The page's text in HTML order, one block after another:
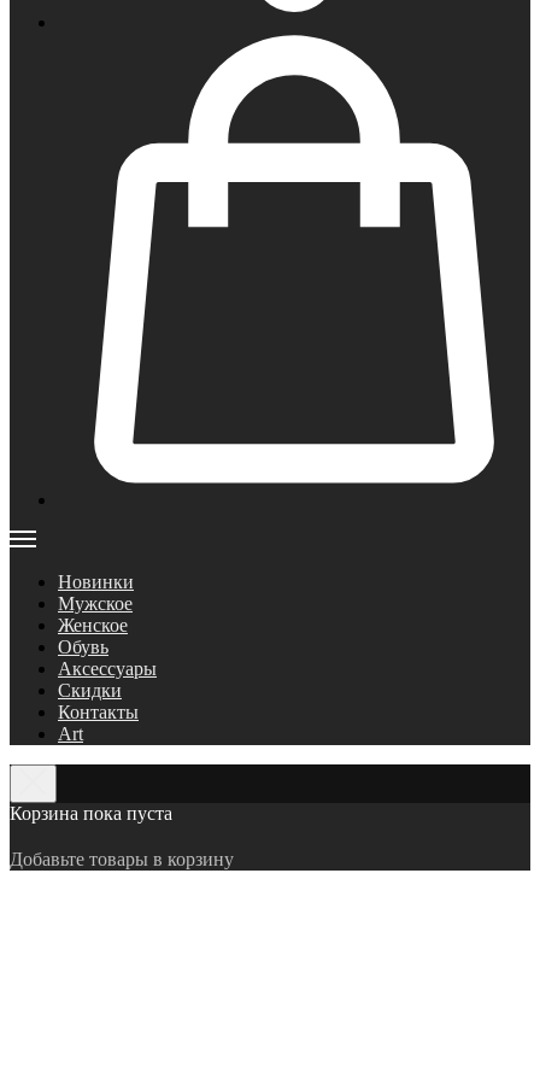
Новинки
Мужское
Женское
Обувь
Аксессуары
Скидки
Контакты
Art
Корзина пока пуста
Добавьте товары в корзину